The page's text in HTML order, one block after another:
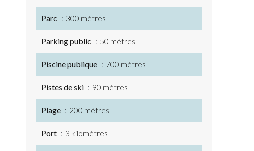
Parc 300 mètres
Parking public 50 mètres
Piscine publique 700 mètres
Pistes de ski 90 mètres
Plage 200 mètres
Port 3 kilomètres